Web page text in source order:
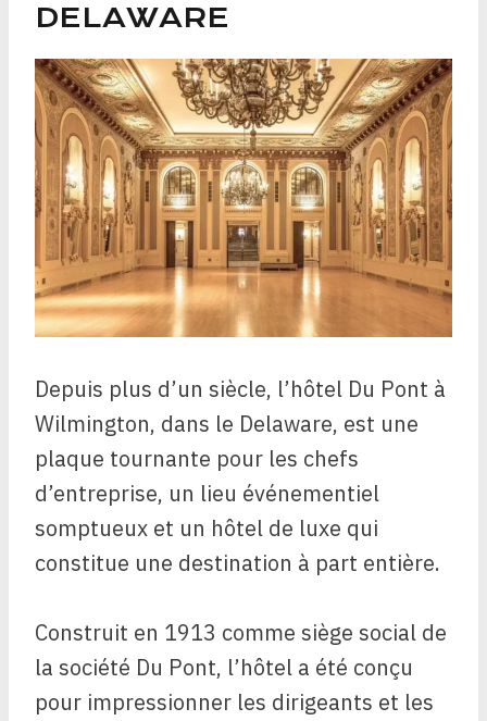
DELAWARE
Depuis plus d’un siècle, l’hôtel Du Pont à
Wilmington, dans le Delaware, est une
plaque tournante pour les chefs
d’entreprise, un lieu événementiel
somptueux et un hôtel de luxe qui
constitue une destination à part entière.
Construit en 1913 comme siège social de
la société Du Pont, l’hôtel a été conçu
pour impressionner les dirigeants et les